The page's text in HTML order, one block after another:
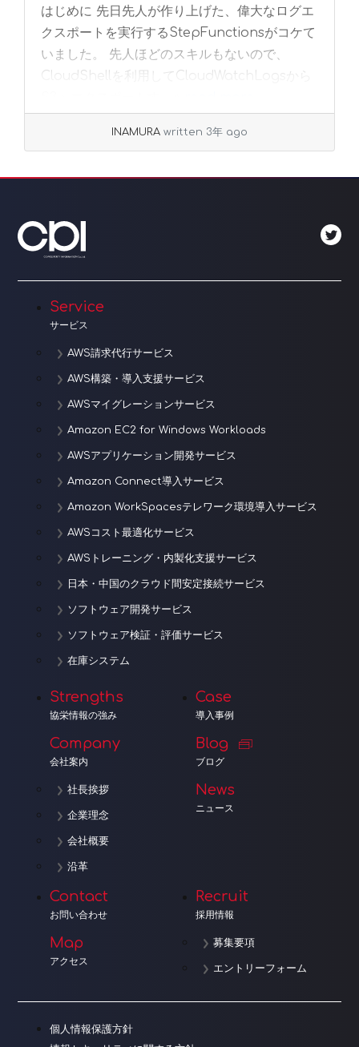
はじめに 先日先人が作り上げた、偉大なログエ
クスポートを実行するStepFunctionsがコケて
いました。 先人ほどのスキルもないので、
CloudShellを利用してCloudWatchLogsから
INAMURA written 3年 ago
Service
サービス
AWS請求代行サービス
AWS構築・導入支援サービス
AWSマイグレーションサービス
Amazon EC2 for Windows Workloads
AWSアプリケーション開発サービス
Amazon Connect導入サービス
Amazon WorkSpacesテレワーク環境導入サービス
AWSコスト最適化サービス
AWSトレーニング・内製化支援サービス
日本・中国のクラウド間安定接続サービス
ソフトウェア開発サービス
ソフトウェア検証・評価サービス
在庫システム
Strengths
協栄情報の強み
Company
会社案内
社長挨拶
企業理念
会社概要
沿革
Case
導入事例
Blog
ブログ
News
ニュース
Contact
お問い合わせ
Map
アクセス
Recruit
採用情報
募集要項
エントリーフォーム
個人情報保護方針